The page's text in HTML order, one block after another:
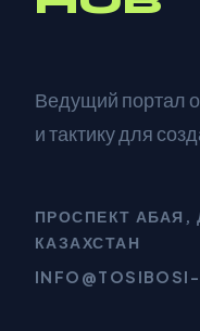
Ведущий портал
и тактику для
ПРОСПЕКТ
КАЗАХСТАН